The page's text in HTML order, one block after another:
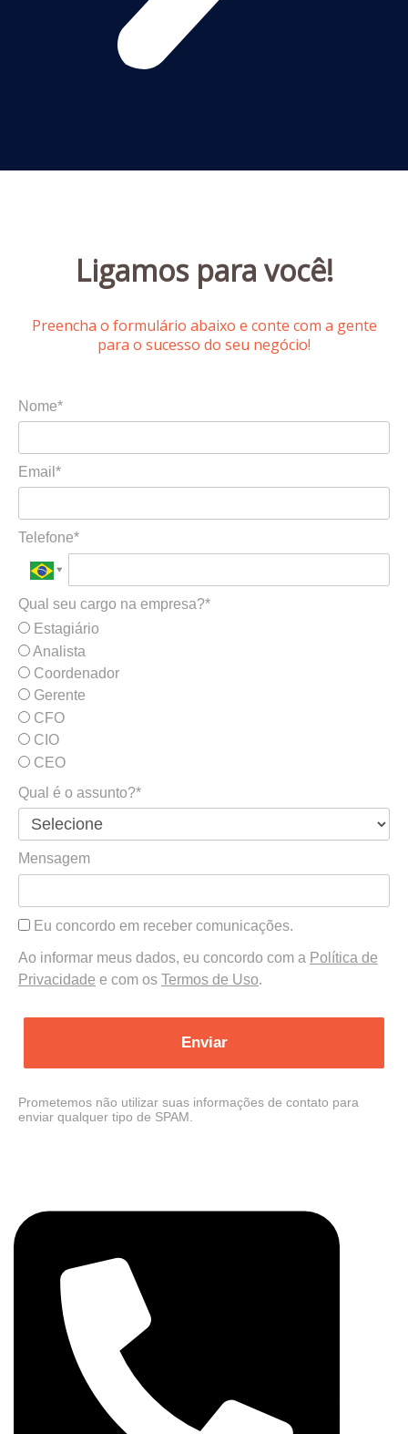
Ligamos para você!
Preencha o formulário abaixo e conte com a gente
para o sucesso do seu negócio!
Nome*
Email*
Telefone*
Qual seu cargo na empresa?*
Estagiário
Analista
Coordenador
Gerente
CFO
CIO
CEO
Qual é o assunto?*
Mensagem
Eu concordo em receber comunicações.
Ao informar meus dados, eu concordo com a Política de
Privacidade e com os Termos de Uso.
Enviar
Prometemos não utilizar suas informações de contato para
enviar qualquer tipo de SPAM.